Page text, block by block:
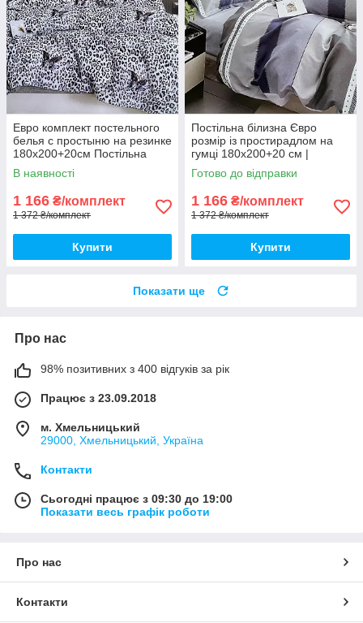
Евро комплект постельного
белья с простыню на резинке
180х200+20см Постільна
білизна Євро комплект
В наявності
1 166 ₴/комплект
1 372 ₴/комплект
Купити
Постільна білизна Євро
розмір із простирадлом на
гумці 180х200+20 см |
Комплект постільної білизни
Фланель
Готово до відправки
1 166 ₴/комплект
1 372 ₴/комплект
Купити
Показати ще
Про нас
98% позитивних з 400 відгуків за рік
Працює з 23.09.2018
м. Хмельницький
29000, Хмельницький, Україна
Контакти
Сьогодні працює з 09:30 до 19:00
Показати весь графік роботи
Про нас
Контакти